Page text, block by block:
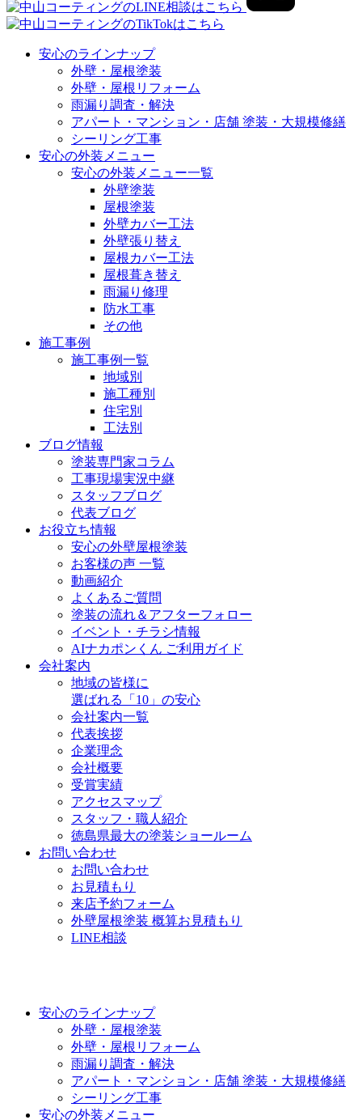
安心のラインナップ
外壁・屋根塗装
外壁・屋根リフォーム
雨漏り調査・解決
アパート・マンション・店舗 塗装・大規模修繕
シーリング工事
安心の外装メニュー
安心の外装メニュー一覧
外壁塗装
屋根塗装
外壁カバー工法
外壁張り替え
屋根カバー工法
屋根葺き替え
雨漏り修理
防水工事
その他
施工事例
施工事例一覧
地域別
施工種別
住宅別
工法別
ブログ情報
塗装専門家コラム
工事現場実況中継
スタッフブログ
代表ブログ
お役立ち情報
安心の外壁屋根塗装
お客様の声 一覧
動画紹介
よくあるご質問
塗装の流れ＆アフターフォロー
イベント・チラシ情報
AIナカポンくん ご利用ガイド
会社案内
地域の皆様に
選ばれる「10」の安心
会社案内一覧
代表挨拶
企業理念
会社概要
受賞実績
アクセスマップ
スタッフ・職人紹介
徳島県最大の塗装ショールーム
お問い合わせ
お問い合わせ
お見積もり
来店予約フォーム
外壁屋根塗装 概算お見積もり
LINE相談
安心のラインナップ
外壁・屋根塗装
外壁・屋根リフォーム
雨漏り調査・解決
アパート・マンション・店舗 塗装・大規模修繕
シーリング工事
安心の外装メニュー